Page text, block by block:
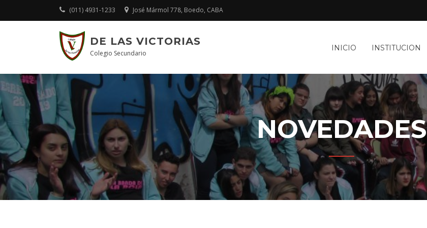
(011) 4931-1233 José Mármol 778, Boedo, CABA
DE LAS VICTORIAS
Colegio Secundario
INICIO INSTITUCION
NOVEDADES